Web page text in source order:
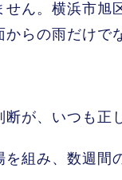
ん。横浜市
らの雨だけ
が、いつも正
組み、数週